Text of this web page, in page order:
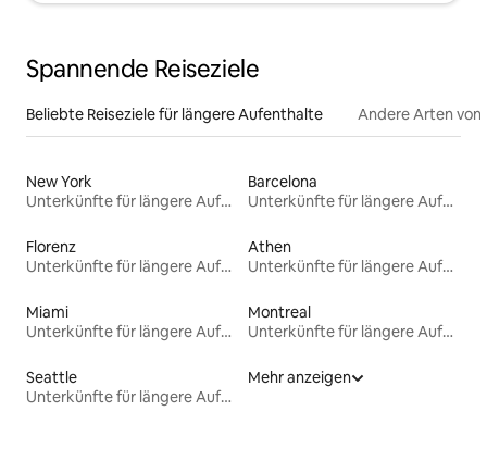
Spannende Reiseziele
Beliebte Reiseziele für längere Aufenthalte Andere Arten
New York
Unterkünfte für längere Aufenthalte
Barcelona
Unterkünfte für längere Aufenthalte
Florenz
Unterkünfte für längere Aufenthalte
Athen
Unterkünfte für längere Aufenthalte
Miami
Unterkünfte für längere Aufenthalte
Montreal
Unterkünfte für längere Aufenthalte
Seattle
Unterkünfte für längere Aufenthalte
Mehr anzeigen